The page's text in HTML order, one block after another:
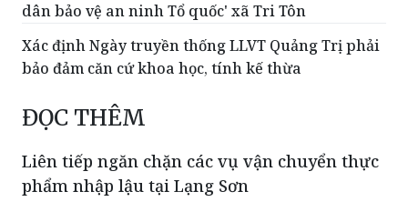
dân bảo vệ an ninh Tổ quốc' xã Tri Tôn
Xác định Ngày truyền thống LLVT Quảng Trị phải
bảo đảm căn cứ khoa học, tính kế thừa
ĐỌC THÊM
Liên tiếp ngăn chặn các vụ vận chuyển thực
phẩm nhập lậu tại Lạng Sơn